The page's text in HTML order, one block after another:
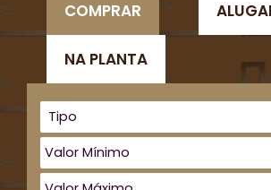
COMPRAR
NA PLANTA